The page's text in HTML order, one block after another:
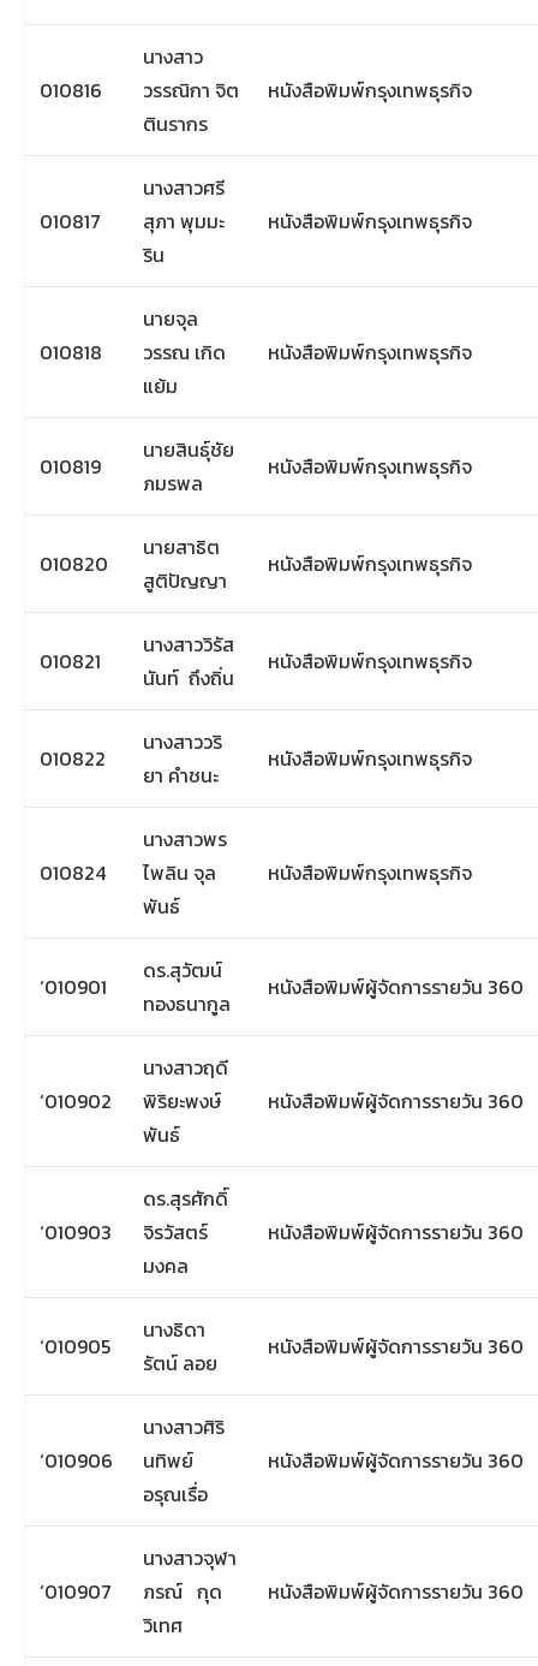
010816
นางสาว
วรรณิกา จิต
ตินรากร
หนังสือพิมพ์กรุงเทพธุรกิจ
010817
นางสาวศรี
สุภา พุมมะ
ริน
หนังสือพิมพ์กรุงเทพธุรกิจ
010818
นายจุล
วรรณ เกิด
แย้ม
หนังสือพิมพ์กรุงเทพธุรกิจ
010819
นายสินธุ์ชัย
ภมรพล
หนังสือพิมพ์กรุงเทพธุรกิจ
010820
นายสาธิต
สูติปัญญา
หนังสือพิมพ์กรุงเทพธุรกิจ
010821
นางสาววิรัส
นันท์ ถึงถิ่น
หนังสือพิมพ์กรุงเทพธุรกิจ
010822
นางสาววริ
ยา คำชนะ
หนังสือพิมพ์กรุงเทพธุรกิจ
010824
นางสาวพร
ไพลิน จุล
พันธ์
หนังสือพิมพ์กรุงเทพธุรกิจ
‘010901
ดร.สุวัฒน์
ทองธนากูล
หนังสือพิมพ์ผู้จัดการรายวัน 360
‘010902
นางสาวฤดี
พิริยะพงษ์
พันธ์
หนังสือพิมพ์ผู้จัดการรายวัน 360
‘010903
ดร.สุรศักดิ์
จิรวัสตร์
มงคล
หนังสือพิมพ์ผู้จัดการรายวัน 360
‘010905
นางธิดา
รัตน์ ลอย
หนังสือพิมพ์ผู้จัดการรายวัน 360
‘010906
นางสาวศิริ
นทิพย์
อรุณเรื่อ
หนังสือพิมพ์ผู้จัดการรายวัน 360
‘010907
นางสาวจุฬา
ภรณ์ กุด
วิเทศ
หนังสือพิมพ์ผู้จัดการรายวัน 360